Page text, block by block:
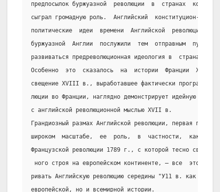
предпосылок буржуазной  революции  в  странах
сыграл громадную роль.  Английский  конституцион-
политические  идеи  времени  Английской  революции  и
буржуазной  Англии  послужили  тем  отправным
развиваться предреволюционная идеология в  странах
Особенно  это  сказалось  на  истории  Франции  XVIII
свещение XVIII в., выработавшее фактически программу
люции во Франции, наглядно демонстрирует идейную
с английской революционной мыслью XVII в.
Грандиозный размах Английской революции, первая
широком  масштабе,  ее  роль,  в  частности,  как
Французской революции 1789 г., с которой тесно связано
ного строя на европейском континенте, – все  это
ривать Английскую революцию середины "У11 в. как
европейской, но и всемирной истории.